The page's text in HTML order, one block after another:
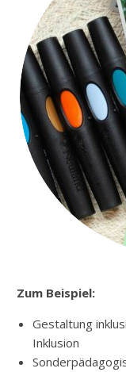
Zum Beispiel:
Gestaltung
Inklusion